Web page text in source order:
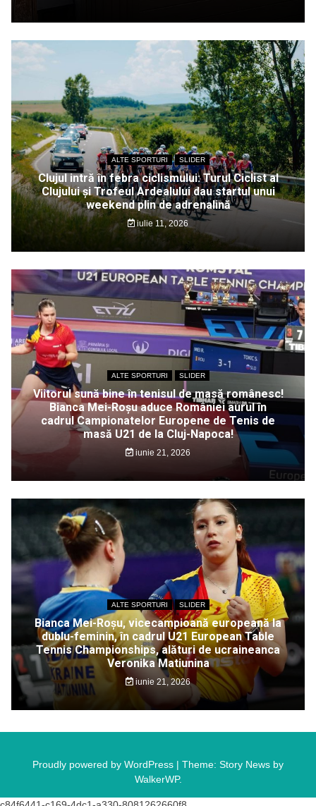
ALTE SPORTURI SLIDER
Clujul intră în febra ciclismului: Turul Ciclist al
Clujului și Trofeul Ardealului dau startul unui
weekend plin de adrenalină
iulie 11, 2026
ALTE SPORTURI SLIDER
Viitorul sună bine în tenisul de masă românesc!
Bianca Mei-Roșu aduce României aurul în
cadrul Campionatelor Europene de Tenis de
masă U21 de la Cluj-Napoca!
iunie 21, 2026
ALTE SPORTURI SLIDER
Bianca Mei-Roșu, vicecampioană europeană la
dublu-feminin, în cadrul U21 European Table
Tennis Championships, alături de ucraineanca
Veronika Matiunina
iunie 21, 2026
Proudly powered by WordPress | Theme: Story News by
WalkerWP.